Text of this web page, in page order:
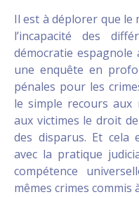
Il est à déplorer que le
l’incapacité des
démocratie
une enquête en
pénales pour les
le simple recours
aux victimes le droit
des disparus. Et cela
avec la pratique
compétence
mêmes crimes commis